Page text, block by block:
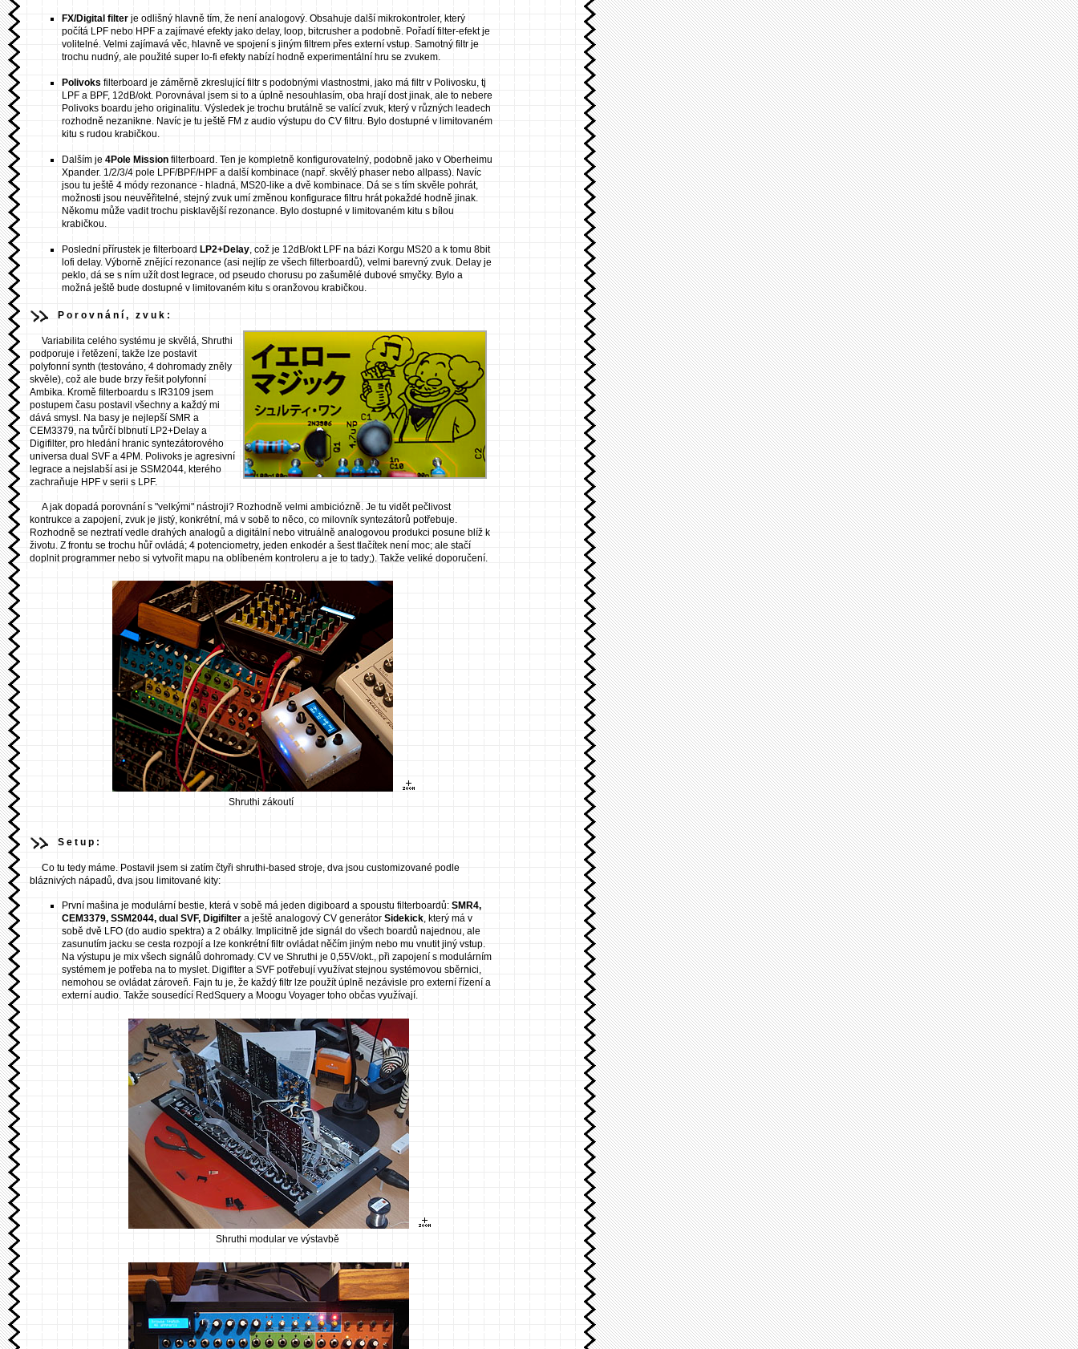
FX/Digital filter je odlišný hlavně tím, že není analogový. Obsahuje další mikrokontroler, který
počítá LPF nebo HPF a zajímavé efekty jako delay, loop, bitcrusher a podobně. Pořadí filter-efekt je
volitelné. Velmi zajímavá věc, hlavně ve spojení s jiným filtrem přes externí vstup. Samotný filtr je
trochu nudný, ale použité super lo-fi efekty nabízí hodně experimentální hru se zvukem.
Polivoks filterboard je záměrně zkreslující filtr s podobnými vlastnostmi, jako má filtr v Polivosku, tj
LPF a BPF, 12dB/okt. Porovnával jsem si to a úplně nesouhlasím, oba hrají dost jinak, ale to nebere
Polivoks boardu jeho originalitu. Výsledek je trochu brutálně se valící zvuk, který v různých leadech
rozhodně nezanikne. Navíc je tu ještě FM z audio výstupu do CV filtru. Bylo dostupné v limitovaném
kitu s rudou krabičkou.
Dalším je 4Pole Mission filterboard. Ten je kompletně konfigurovatelný, podobně jako v Oberheimu
Xpander. 1/2/3/4 pole LPF/BPF/HPF a další kombinace (např. skvělý phaser nebo allpass). Navíc
jsou tu ještě 4 módy rezonance - hladná, MS20-like a dvě kombinace. Dá se s tím skvěle pohrát,
možnosti jsou neuvěřitelné, stejný zvuk umí změnou konfigurace filtru hrát pokaždé hodně jinak.
Někomu může vadit trochu pisklavější rezonance. Bylo dostupné v limitovaném kitu s bílou
krabičkou.
Poslední přírustek je filterboard LP2+Delay, což je 12dB/okt LPF na bázi Korgu MS20 a k tomu 8bit
lofi delay. Výborně znějící rezonance (asi nejlíp ze všech filterboardů), velmi barevný zvuk. Delay je
peklo, dá se s ním užít dost legrace, od pseudo chorusu po zašumělé dubové smyčky. Bylo a
možná ještě bude dostupné v limitovaném kitu s oranžovou krabičkou.
Porovnání, zvuk:
Variabilita celého systému je skvělá, Shruthi
podporuje i řetězení, takže lze postavit
polyfonní synth (testováno, 4 dohromady zněly
skvěle), což ale bude brzy řešit polyfonní
Ambika. Kromě filterboardu s IR3109 jsem
postupem času postavil všechny a každý mi
dává smysl. Na basy je nejlepší SMR a
CEM3379, na tvůrčí blbnutí LP2+Delay a
Digifilter, pro hledání hranic syntezátorového
universa dual SVF a 4PM. Polivoks je agresivní
legrace a nejslabší asi je SSM2044, kterého
zachraňuje HPF v serii s LPF.
A jak dopadá porovnání s "velkými" nástroji? Rozhodně velmi ambiciózně. Je tu vidět pečlivost
kontrukce a zapojení, zvuk je jistý, konkrétní, má v sobě to něco, co milovník syntezátorů potřebuje.
Rozhodně se neztratí vedle drahých analogů a digitální nebo vitruálně analogovou produkci posune blíž k
životu. Z frontu se trochu hůř ovládá; 4 potenciometry, jeden enkodér a šest tlačítek není moc; ale stačí
doplnit programmer nebo si vytvořit mapu na oblíbeném kontroleru a je to tady;). Takže veliké doporučení.
Shruthi zákoutí
Setup:
Co tu tedy máme. Postavil jsem si zatím čtyři shruthi-based stroje, dva jsou customizované podle
bláznivých nápadů, dva jsou limitované kity:
První mašina je modulární bestie, která v sobě má jeden digiboard a spoustu filterboardů: SMR4,
CEM3379, SSM2044, dual SVF, Digifilter a ještě analogový CV generátor Sidekick, který má v
sobě dvě LFO (do audio spektra) a 2 obálky. Implicitně jde signál do všech boardů najednou, ale
zasunutím jacku se cesta rozpojí a lze konkrétní filtr ovládat něčím jiným nebo mu vnutit jiný vstup.
Na výstupu je mix všech signálů dohromady. CV ve Shruthi je 0,55V/okt., při zapojení s modulárním
systémem je potřeba na to myslet. Digiflter a SVF potřebují využívat stejnou systémovou sběrnici,
nemohou se ovládat zároveň. Fajn tu je, že každý filtr lze použít úplně nezávisle pro externí řízení a
externí audio. Takže sousedící RedSquery a Moogu Voyager toho občas využívají.
Shruthi modular ve výstavbě